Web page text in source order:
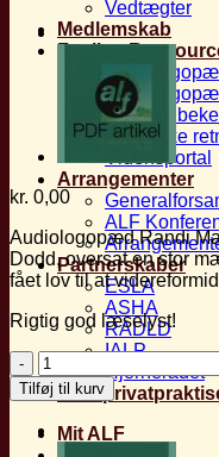
Vedtægter
Medlemskab
Faglige
Love og
Fagetiske
Vidensportal
Arrangementer
ALF
Partnerskaber
ESLA
ASHA
RADLD
IALP
Hjernerådet
Find
Mit ALF
kr. 0,00
Audiologopæd Randi
Dodd, oversat en stor
fået lov til at
Rigtig god læselyst!
Oversættelse
af
Barbara
Dodds
arbejdspapirer
Tilføj til kurv